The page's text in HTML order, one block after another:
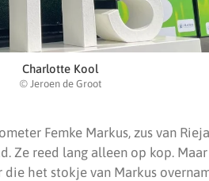
Charlotte Kool
© Jeroen de Groot
Femke Markus, zus van
Ze reed lang alleen op kop.
het stokje van Markus